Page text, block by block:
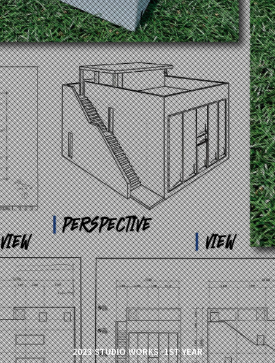
2023 STUDIO WORKS -1ST YEAR